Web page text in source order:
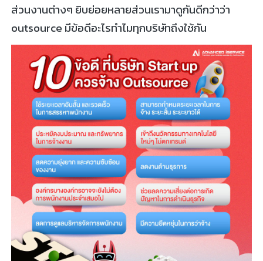
ส่วนงานต่างๆ ยิบย่อยหลายส่วนเรามาดูกันดีกว่าว่า
outsource มีข้อดีอะไรทำไมทุกบริษัทถึงใช้กัน